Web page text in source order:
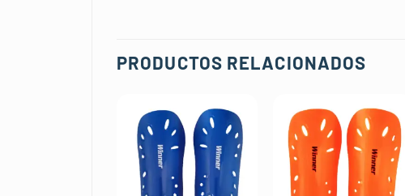
PRODUCTOS RELACIONADOS